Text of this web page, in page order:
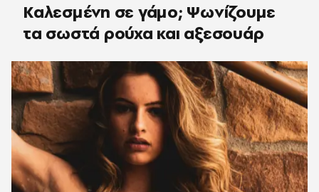
Καλεσμένη σε γάμο; Ψωνίζουμε
τα σωστά ρούχα και αξεσουάρ